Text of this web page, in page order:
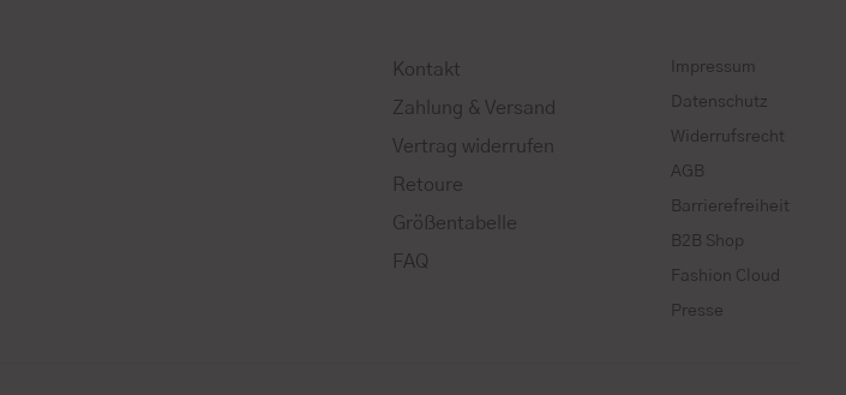
Kontakt
Zahlung & Versand
Vertrag widerrufen
Retoure
Größentabelle
FAQ
Impressum
Datenschutz
Widerrufsrecht
AGB
Barrierefreiheit
B2B Shop
Fashion Cloud
Presse